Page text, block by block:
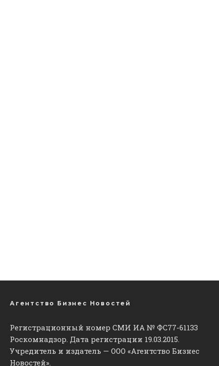
Агентство Бизнес Новостей
Регистрационный номер СМИ ИА № ФС77-61133
Роскомнадзор. Дата регистрации 19.03.2015.
Учредитель и издатель — ООО «Агентство Бизнес
Новостей».